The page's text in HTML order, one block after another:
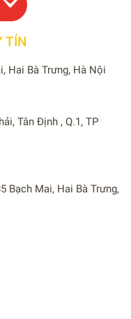
TÍN
Hai Bà Trưng, Hà Nội
Tân Định , Q.1, TP
Bạch Mai, Hai Bà Trưng,